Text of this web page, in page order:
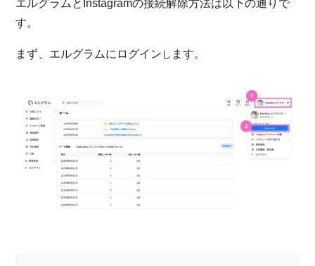
エルグラムとInstagramの接続解除方法は以下の通りで
す。
まず、エルグラムにログイン し ます。